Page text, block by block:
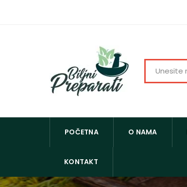
POČETNA O NAMA
KONTAKT